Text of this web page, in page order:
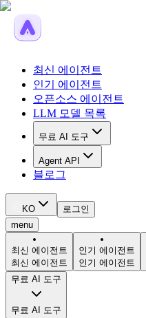
최신 에이전트
인기 에이전트
오픈소스 에이전트
LLM 모델 목록
무료 AI 도구
Agent API
블로그
KO
로그인
menu
최신 에이전트
최신 에이전트
인기 에이전트
인기 에이전트
무료 AI 도구
무료 AI 도구